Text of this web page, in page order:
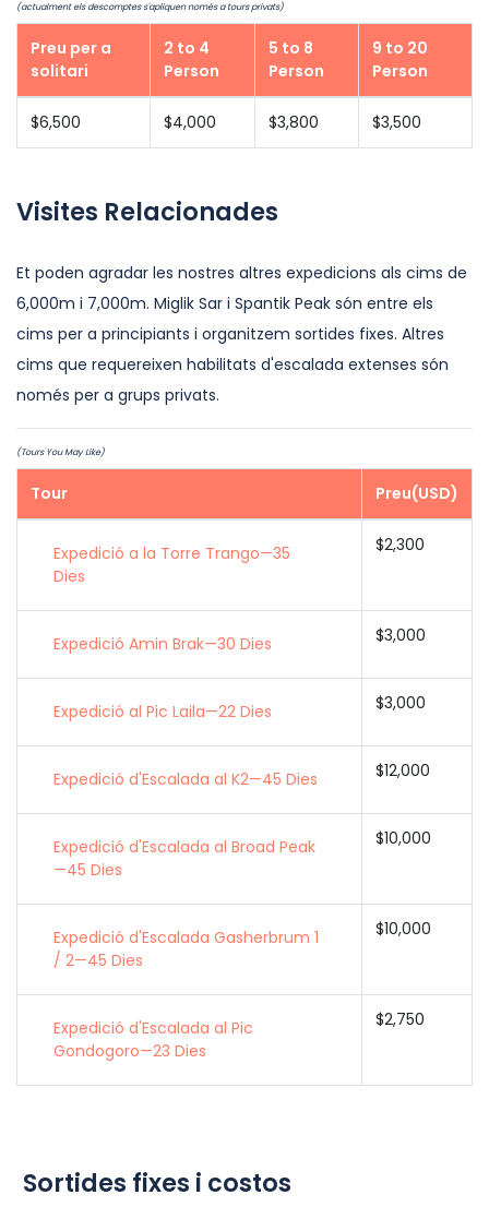
(actualment els descomptes s'apliquen només a tours privats)
Preu per a
solitari
2 to 4
Person
5 to 8
Person
9 to 20
Person
$6,500 $4,000 $3,800 $3,500
Visites Relacionades
Et poden agradar les nostres altres expedicions als cims de
6,000m i 7,000m. Miglik Sar i Spantik Peak són entre els
cims per a principiants i organitzem sortides fixes. Altres
cims que requereixen habilitats d'escalada extenses són
només per a grups privats.
(Tours You May Like)
Tour Preu(USD)
Expedició a la Torre Trango—35
Dies
$2,300
Expedició Amin Brak—30 Dies $3,000
Expedició al Pic Laila—22 Dies $3,000
Expedició d'Escalada al K2—45 Dies $12,000
Expedició d'Escalada al Broad Peak
—45 Dies
$10,000
Expedició d'Escalada Gasherbrum 1
/ 2—45 Dies
$10,000
Expedició d'Escalada al Pic
Gondogoro—23 Dies
$2,750
Sortides fixes i costos